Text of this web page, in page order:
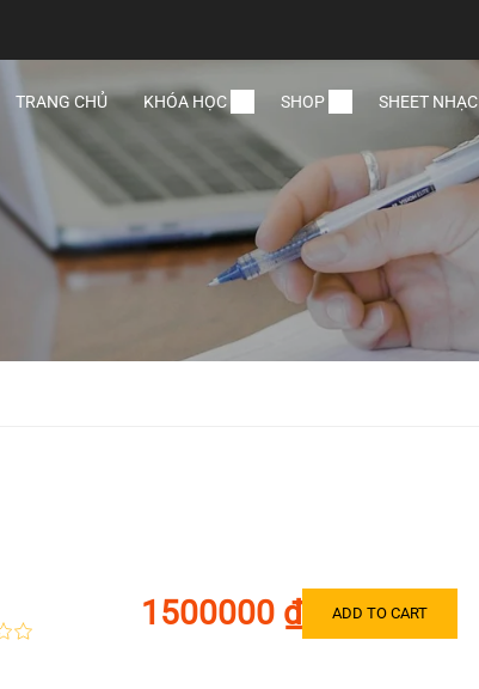
TRANG CHỦ KHÓA HỌC SHOP SHEET NHẠC
1500000 ₫ ADD TO CART